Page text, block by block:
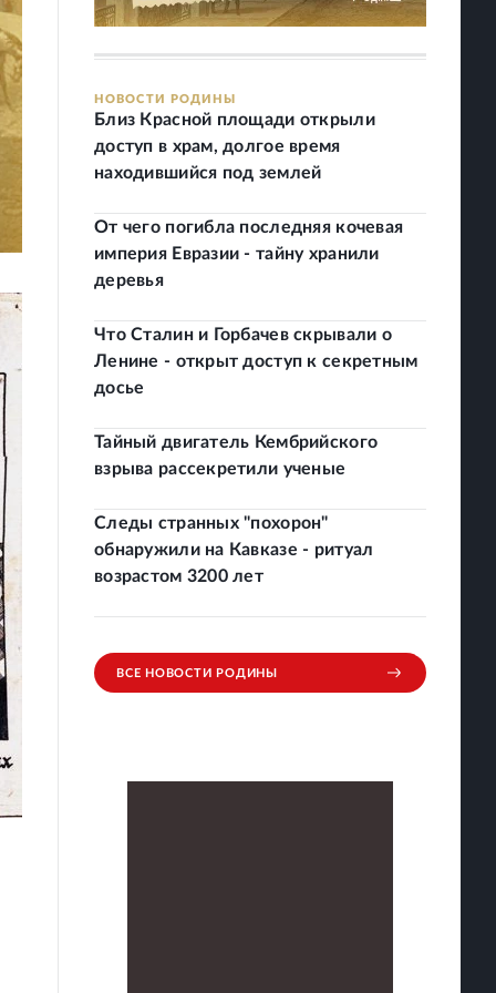
НОВОСТИ РОДИНЫ
Близ Красной площади открыли
доступ в храм, долгое время
находившийся под землей
От чего погибла последняя кочевая
империя Евразии - тайну хранили
деревья
Что Сталин и Горбачев скрывали о
Ленине - открыт доступ к секретным
досье
Тайный двигатель Кембрийского
взрыва рассекретили ученые
Следы странных "похорон"
обнаружили на Кавказе - ритуал
возрастом 3200 лет
ВСЕ НОВОСТИ РОДИНЫ